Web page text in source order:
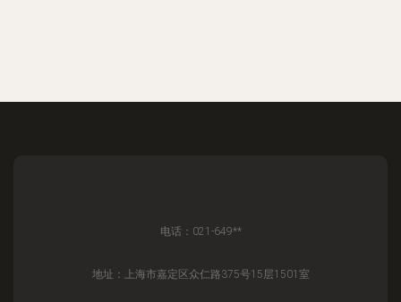
电话：021-649**
地址：上海市嘉定区众仁路375号15层1501室